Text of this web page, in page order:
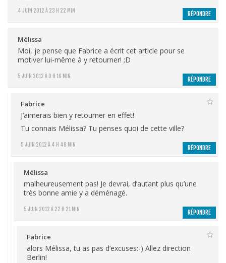
4 JUIN 2012 À 23 H 22 MIN RÉPONDRE
Mélissa
5 JUIN 2012 À 0 H 16 MIN
Moi, je pense que Fabrice a écrit cet article pour se
motiver lui-même à y retourner! ;D
RÉPONDRE
Fabrice
5 JUIN 2012 À 4 H 48 MIN
J’aimerais bien y retourner en effet!
Tu connais Mélissa? Tu penses quoi de cette ville?
RÉPONDRE
Mélissa
5 JUIN 2012 À 22 H 21 MIN
malheureusement pas! Je devrai, d’autant plus qu’une
très bonne amie y a déménagé.
RÉPONDRE
Fabrice
alors Mélissa, tu as pas d’excuses:-) Allez direction
Berlin!